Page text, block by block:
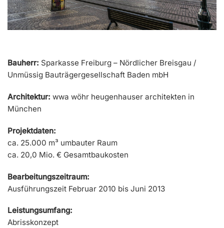
Bauherr: Sparkasse Freiburg – Nördlicher Breisgau /
Unmüssig Bauträgergesellschaft Baden mbH
Architektur: wwa wöhr heugenhauser architekten in
München
Projektdaten:
ca. 25.000 m³ umbauter Raum
ca. 20,0 Mio. € Gesamtbaukosten
Bearbeitungszeitraum:
Ausführungszeit Februar 2010 bis Juni 2013
Leistungsumfang:
Abrisskonzept